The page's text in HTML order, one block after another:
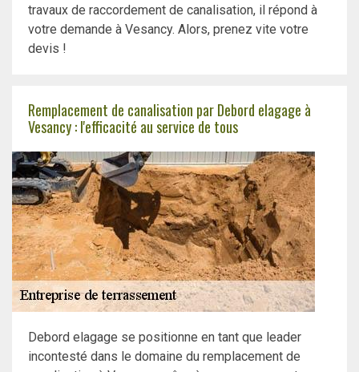
travaux de raccordement de canalisation, il répond à
votre demande à Vesancy. Alors, prenez vite votre
devis !
Remplacement de canalisation par Debord elagage à
Vesancy : l'efficacité au service de tous
Debord elagage se positionne en tant que leader
incontesté dans le domaine du remplacement de